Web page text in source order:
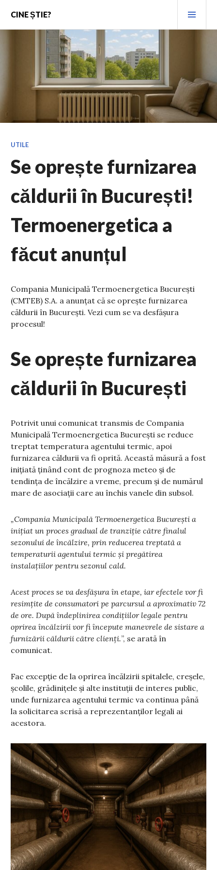
content
CINE ȘTIE?
UTILE
Se oprește furnizarea
căldurii în București!
Termoenergetica a
făcut anunțul
Compania Municipală Termoenergetica București
(CMTEB) S.A. a anunțat că se oprește furnizarea
căldurii în București. Vezi cum se va desfășura
procesul!
Se oprește furnizarea
căldurii în București
Potrivit unui comunicat transmis de Compania
Municipală Termoenergetica București se reduce
treptat temperatura agentului termic, apoi
furnizarea căldurii va fi oprită. Această măsură a fost
inițiată ținând cont de prognoza meteo și de
tendința de încălzire a vreme, precum și de numărul
mare de asociații care au închis vanele din subsol.
„Compania Municipală Termoenergetica București a
inițiat un proces gradual de tranziție către finalul
sezonului de încălzire, prin reducerea treptată a
temperaturii agentului termic și pregătirea
instalațiilor pentru sezonul cald.
Acest proces se va desfășura în etape, iar efectele vor fi
resimțite de consumatori pe parcursul a aproximativ 72
de ore. După îndeplinirea condițiilor legale pentru
oprirea încălzirii vor fi începute manevrele de sistare a
furnizării căldurii către clienți.”, se arată în
comunicat.
Fac excepție de la oprirea încălzirii spitalele, creșele,
școlile, grădinițele și alte instituții de interes public,
unde furnizarea agentului termic va continua până
la solicitarea scrisă a reprezentanților legali ai
acestora.